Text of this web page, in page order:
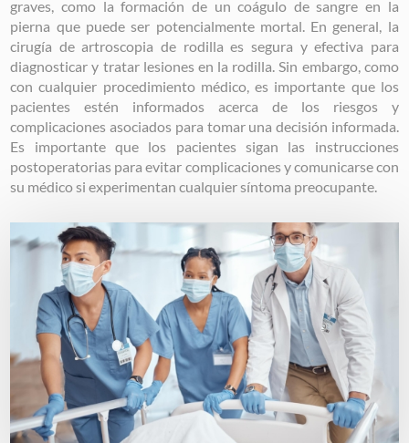
graves, como la formación de un coágulo de sangre en la
pierna que puede ser potencialmente mortal. En general, la
cirugía de artroscopia de rodilla es segura y efectiva para
diagnosticar y tratar lesiones en la rodilla. Sin embargo, como
con cualquier procedimiento médico, es importante que los
pacientes estén informados acerca de los riesgos y
complicaciones asociados para tomar una decisión informada.
Es importante que los pacientes sigan las instrucciones
postoperatorias para evitar complicaciones y comunicarse con
su médico si experimentan cualquier síntoma preocupante.